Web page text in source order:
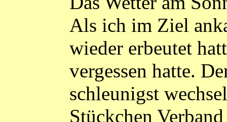
Als ich im Ziel
wieder erbeutet
vergessen hatte.
schleunigst
Stückchen